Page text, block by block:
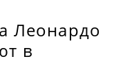
Леонардо
в